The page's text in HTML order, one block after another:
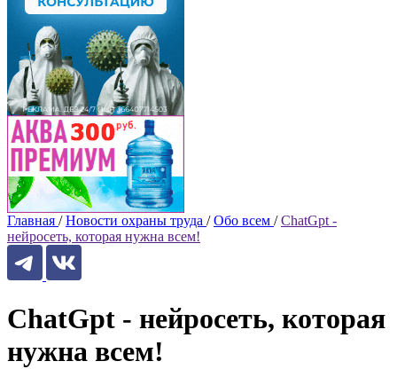
Главная / Новости охраны труда / Обо всем / ChatGpt -
нейросеть, которая нужна всем!
ChatGpt - нейросеть, которая
нужна всем!